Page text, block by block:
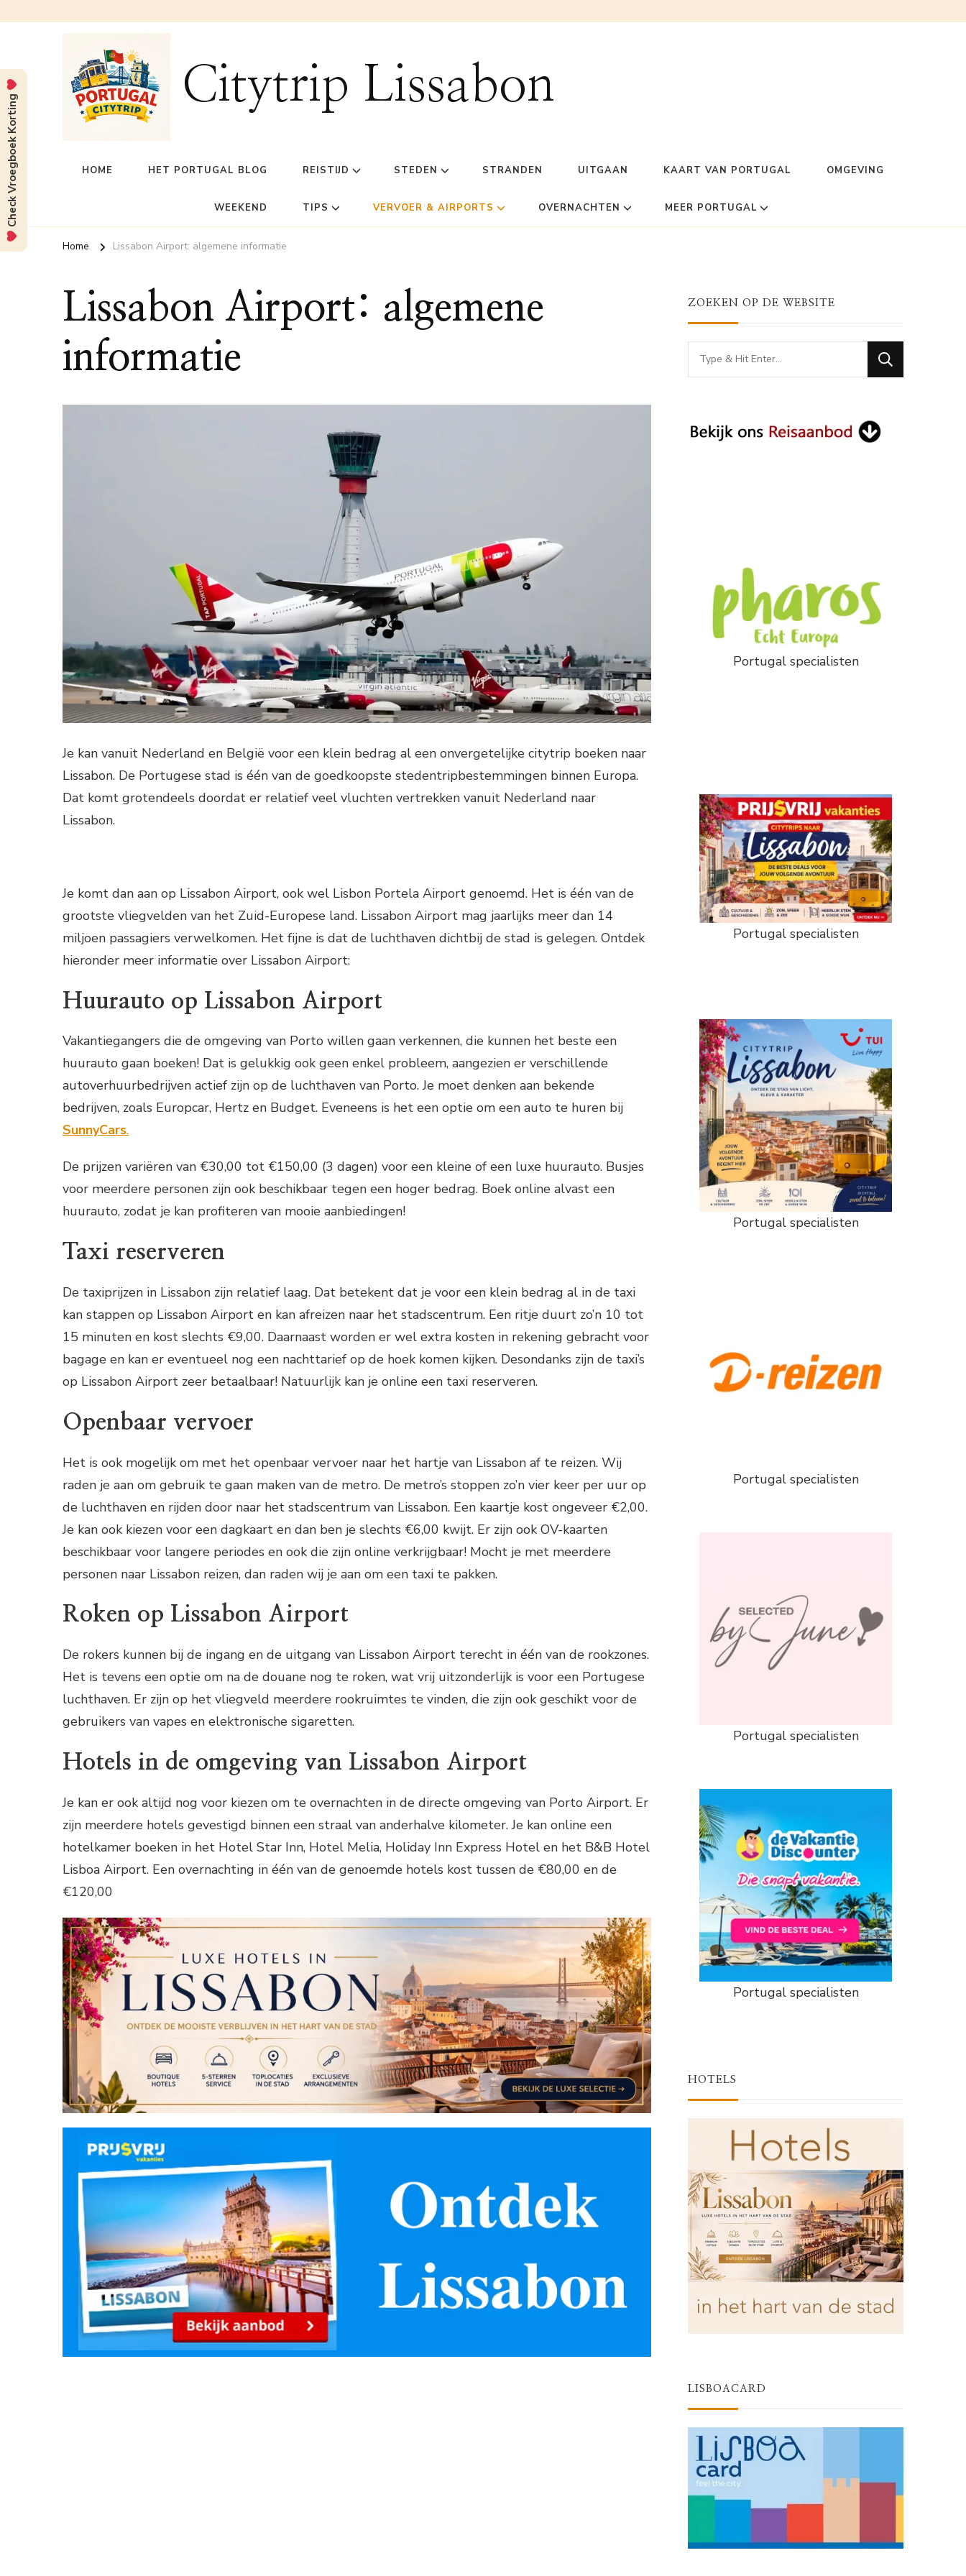
Citytrip Lissabon
HOME HET PORTUGAL BLOG REISTIJD STEDEN STRANDEN UITGAAN KAART VAN PORTUGAL OMGEVING
WEEKEND TIPS VERVOER & AIRPORTS OVERNACHTEN MEER PORTUGAL
Home Lissabon Airport: algemene informatie
Lissabon Airport: algemene
informatie
Je kan vanuit Nederland en België voor een klein bedrag al een onvergetelijke citytrip boeken naar
Lissabon. De Portugese stad is één van de goedkoopste stedentripbestemmingen binnen Europa.
Dat komt grotendeels doordat er relatief veel vluchten vertrekken vanuit Nederland naar
Lissabon.
Je komt dan aan op Lissabon Airport, ook wel Lisbon Portela Airport genoemd. Het is één van de
grootste vliegvelden van het Zuid-Europese land. Lissabon Airport mag jaarlijks meer dan 14
miljoen passagiers verwelkomen. Het fijne is dat de luchthaven dichtbij de stad is gelegen. Ontdek
hieronder meer informatie over Lissabon Airport:
Huurauto op Lissabon Airport
Vakantiegangers die de omgeving van Porto willen gaan verkennen, die kunnen het beste een
huurauto gaan boeken! Dat is gelukkig ook geen enkel probleem, aangezien er verschillende
autoverhuurbedrijven actief zijn op de luchthaven van Porto. Je moet denken aan bekende
bedrijven, zoals Europcar, Hertz en Budget. Eveneens is het een optie om een auto te huren bij
SunnyCars.
De prijzen variëren van €30,00 tot €150,00 (3 dagen) voor een kleine of een luxe huurauto. Busjes
voor meerdere personen zijn ook beschikbaar tegen een hoger bedrag. Boek online alvast een
huurauto, zodat je kan profiteren van mooie aanbiedingen!
Taxi reserveren
De taxiprijzen in Lissabon zijn relatief laag. Dat betekent dat je voor een klein bedrag al in de taxi
kan stappen op Lissabon Airport en kan afreizen naar het stadscentrum. Een ritje duurt zo’n 10 tot
15 minuten en kost slechts €9,00. Daarnaast worden er wel extra kosten in rekening gebracht voor
bagage en kan er eventueel nog een nachttarief op de hoek komen kijken. Desondanks zijn de taxi’s
op Lissabon Airport zeer betaalbaar! Natuurlijk kan je online een taxi reserveren.
Openbaar vervoer
Het is ook mogelijk om met het openbaar vervoer naar het hartje van Lissabon af te reizen. Wij
raden je aan om gebruik te gaan maken van de metro. De metro’s stoppen zo’n vier keer per uur op
de luchthaven en rijden door naar het stadscentrum van Lissabon. Een kaartje kost ongeveer €2,00.
Je kan ook kiezen voor een dagkaart en dan ben je slechts €6,00 kwijt. Er zijn ook OV-kaarten
beschikbaar voor langere periodes en ook die zijn online verkrijgbaar! Mocht je met meerdere
personen naar Lissabon reizen, dan raden wij je aan om een taxi te pakken.
Roken op Lissabon Airport
De rokers kunnen bij de ingang en de uitgang van Lissabon Airport terecht in één van de rookzones.
Het is tevens een optie om na de douane nog te roken, wat vrij uitzonderlijk is voor een Portugese
luchthaven. Er zijn op het vliegveld meerdere rookruimtes te vinden, die zijn ook geschikt voor de
gebruikers van vapes en elektronische sigaretten.
Hotels in de omgeving van Lissabon Airport
Je kan er ook altijd nog voor kiezen om te overnachten in de directe omgeving van Porto Airport. Er
zijn meerdere hotels gevestigd binnen een straal van anderhalve kilometer. Je kan online een
hotelkamer boeken in het Hotel Star Inn, Hotel Melia, Holiday Inn Express Hotel en het B&B Hotel
Lisboa Airport. Een overnachting in één van de genoemde hotels kost tussen de €80,00 en de
€120,00
ZOEKEN OP DE WEBSITE
Looking
for
Portugal specialisten
Portugal specialisten
Portugal specialisten
Portugal specialisten
Portugal specialisten
Portugal specialisten
HOTELS
LISBOACARD
Check Vroegboek Korting